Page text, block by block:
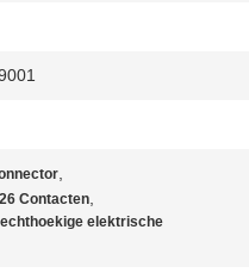
,
Contacten,
elektrische